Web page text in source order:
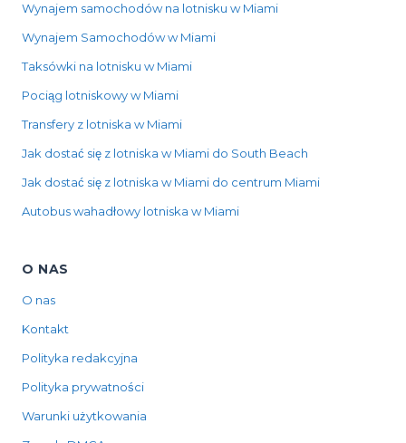
Wynajem samochodów na lotnisku w Miami
Wynajem Samochodów w Miami
Taksówki na lotnisku w Miami
Pociąg lotniskowy w Miami
Transfery z lotniska w Miami
Jak dostać się z lotniska w Miami do South Beach
Jak dostać się z lotniska w Miami do centrum Miami
Autobus wahadłowy lotniska w Miami
O NAS
O nas
Kontakt
Polityka redakcyjna
Polityka prywatności
Warunki użytkowania